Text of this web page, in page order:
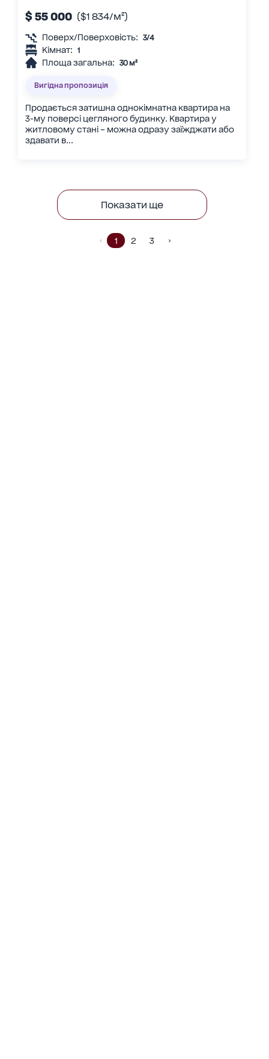
$ 55 000 ($1 834/м²)
Поверх/Поверховість: 3/4
Кімнат: 1
Площа загальна: 30 м²
Вигідна пропозиція
Продається затишна однокімнатна квартира на
3-му поверсі цегляного будинку. Квартира у
житловому стані – можна одразу заїжджати або
здавати в...
Показати ще
1 2 3